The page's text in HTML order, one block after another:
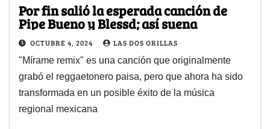
Por fin salió la esperada canción de
Pipe Bueno y Blessd; así suena
OCTUBRE 4, 2024 LAS DOS ORILLAS
"Mírame remix" es una canción que originalmente
grabó el reggaetonero paisa, pero que ahora ha sido
transformada en un posible éxito de la música
regional mexicana